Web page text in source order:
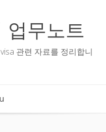
업무노트
관련 자료를 정리합니